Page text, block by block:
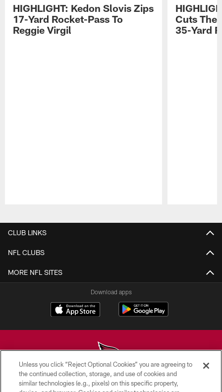
HIGHLIGHT: Kedon Slovis Zips
17-Yard Rocket-Pass To
Reggie Virgil
Cuts The
35-Yard
CLUB LINKS
NFL CLUBS
MORE NFL SITES
Download apps
© 2026 ARIZONA CARDINALS. ALL RIGHTS RESERVED.
Unless you click “Reject Optional Cookies” you are agreeing to
the continued collection, storage, and use of cookies and
similar technologies (e.g., pixels) on this specific property,